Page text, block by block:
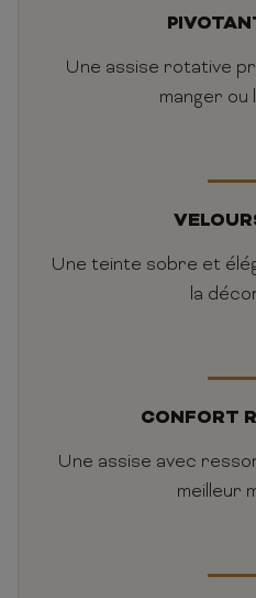
Une assise rotative
manger ou
Une teinte sobre et
la
CONFORT
Une assise avec
meilleur